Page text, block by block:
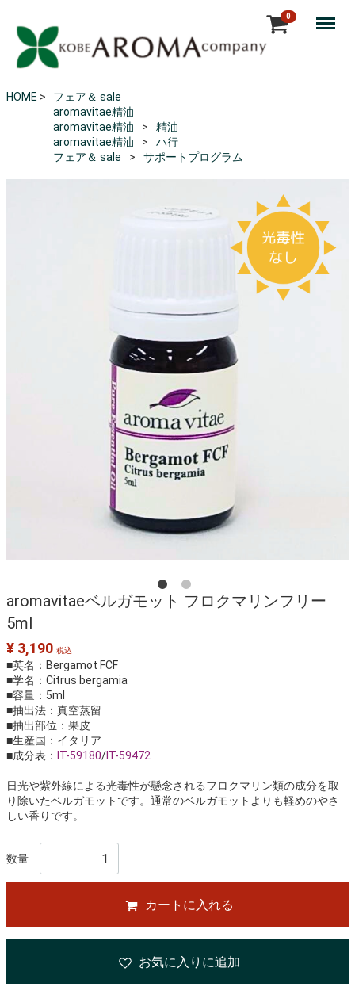
0
HOME >
フェア＆ sale
aromavitae精油
aromavitae精油
精油
aromavitae精油
ハ行
フェア＆ sale
サポートプログラム
aromavitaeベルガモット フロクマリンフリー
5ml
¥ 3,190 税込
■英名：Bergamot FCF
■学名：Citrus bergamia
■容量：5ml
■抽出法：真空蒸留
■抽出部位：果皮
■生産国：イタリア
■成分表：
IT-59180/ IT-59472
日光や紫外線による光毒性が懸念されるフロクマリン類の成分を取
り除いたベルガモットです。通常のベルガモットよりも軽めのやさ
しい香りです。
数量
カートに入れる
お気に入りに追加